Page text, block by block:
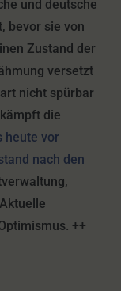
und deutsche
bevor sie von
Zustand der
versetzt
nicht spürbar
die
heute vor
nach den
++